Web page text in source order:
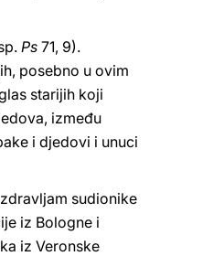
Ps 71, 9).
posebno u ovim
starijih koji
između
i djedovi i unuci
sudionike
iz Bologne i
iz Veronske